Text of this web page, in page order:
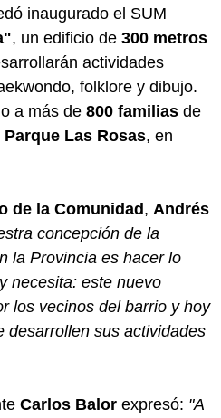
inaugurado el SUM
, un edificio de 300 metros
actividades
folklore y dibujo.
a más de 800 familias de
Parque Las Rosas, en
de la Comunidad, Andrés
concepción de la
la Provincia es hacer lo
necesita: este nuevo
los vecinos del barrio y hoy
desarrollen sus actividades
Carlos Balor expresó: "A